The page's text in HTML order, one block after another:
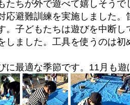
たちが外で遊べて嬉しそう
応避難訓練を実施しました
。子どもたちは遊びを中断
しました。工具を使うのは
に最適な季節です。11月も